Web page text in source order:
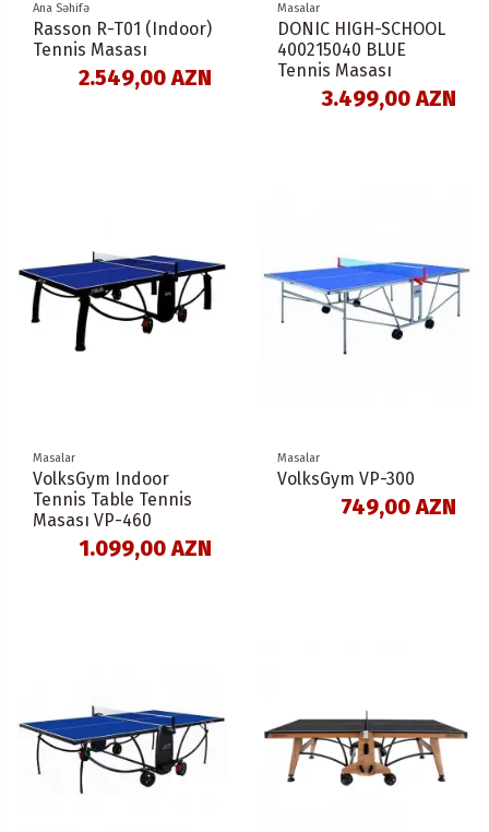
Ana Səhifə
Rasson R-T01 (Indoor)
Tennis Masası
2.549,00 AZN
Masalar
DONIC HIGH-SCHOOL
400215040 BLUE
Tennis Masası
3.499,00 AZN
Masalar
VolksGym Indoor
Tennis Table Tennis
Masası VP-460
1.099,00 AZN
Masalar
VolksGym VP-300
749,00 AZN